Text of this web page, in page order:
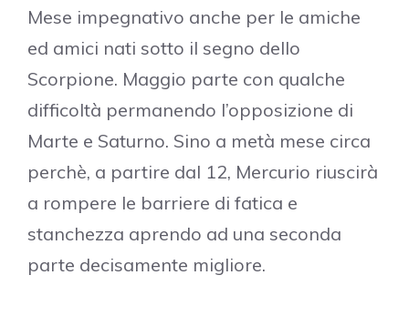
Mese impegnativo anche per le amiche
ed amici nati sotto il segno dello
Scorpione. Maggio parte con qualche
difficoltà permanendo l’opposizione di
Marte e Saturno. Sino a metà mese circa
perchè, a partire dal 12, Mercurio riuscirà
a rompere le barriere di fatica e
stanchezza aprendo ad una seconda
parte decisamente migliore.